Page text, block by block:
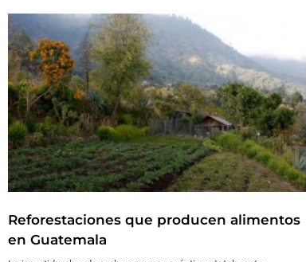
Reforestaciones que producen alimentos
en Guatemala